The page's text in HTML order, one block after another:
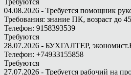
Требуются
04.08.2026 - Требуется помощник
Требования: знание ПК, возраст до
Телефон: 9158393539
Требуются
28.07.2026 - БУХГАЛТЕР,
Телефон: +74933155858
Требуются
27.07.2026 - Требуется рабочий на